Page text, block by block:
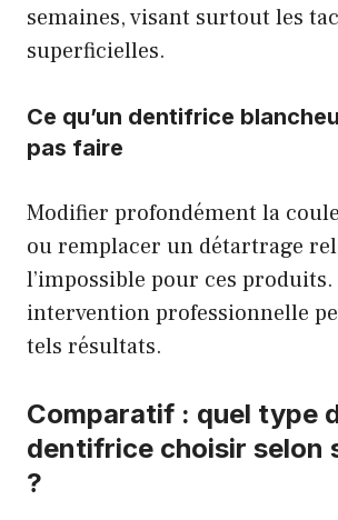
semaines, visant surtout les
superficielles.
Ce qu’un dentifrice
pas faire
Modifier profondément la
ou remplacer un détartrage
l’impossible pour ces produits.
intervention professionnelle
tels résultats.
Comparatif : quel type
dentifrice choisir selon
?